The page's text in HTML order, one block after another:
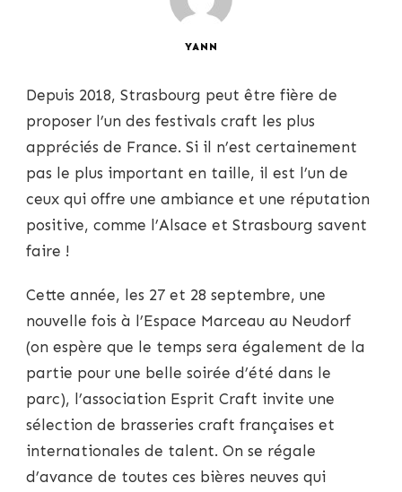
YANN
Depuis 2018, Strasbourg peut être fière de
proposer l’un des festivals craft les plus
appréciés de France. Si il n’est certainement
pas le plus important en taille, il est l’un de
ceux qui offre une ambiance et une réputation
positive, comme l’Alsace et Strasbourg savent
faire !
Cette année, les 27 et 28 septembre, une
nouvelle fois à l’Espace Marceau au Neudorf
(on espère que le temps sera également de la
partie pour une belle soirée d’été dans le
parc), l’association Esprit Craft invite une
sélection de brasseries craft françaises et
internationales de talent. On se régale
d’avance de toutes ces bières neuves qui